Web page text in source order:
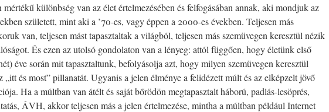
mértékű különbség van az élet értelmezésében és felfogásában annak, aki mondjuk az
született, mint aki a ’70-es, vagy éppen a 2000-es években. Teljesen más
van, teljesen mást tapasztaltak a világból, teljesen más szemüvegen keresztül nézik
És ezen az utolsó gondolaton van a lényeg: attól függően, hogy életünk első
éve során mit tapasztaltunk, befolyásolja azt, hogy milyen szemüvegen keresztül
„itt és most” pillanatát. Ugyanis a jelen élménye a felidézett múlt és az elképzelt jövő
Ha a múltban van átélt és saját bőrödön megtapasztalt háború, padlás-lesöprés,
ÁVH, akkor teljesen más a jelen értelmezése, mintha a múltban például Internet